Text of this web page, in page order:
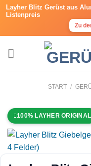
Layher Blitz Gerüst aus
Listenpreis
Zu
START /
100% LAYHER ORIGINAL